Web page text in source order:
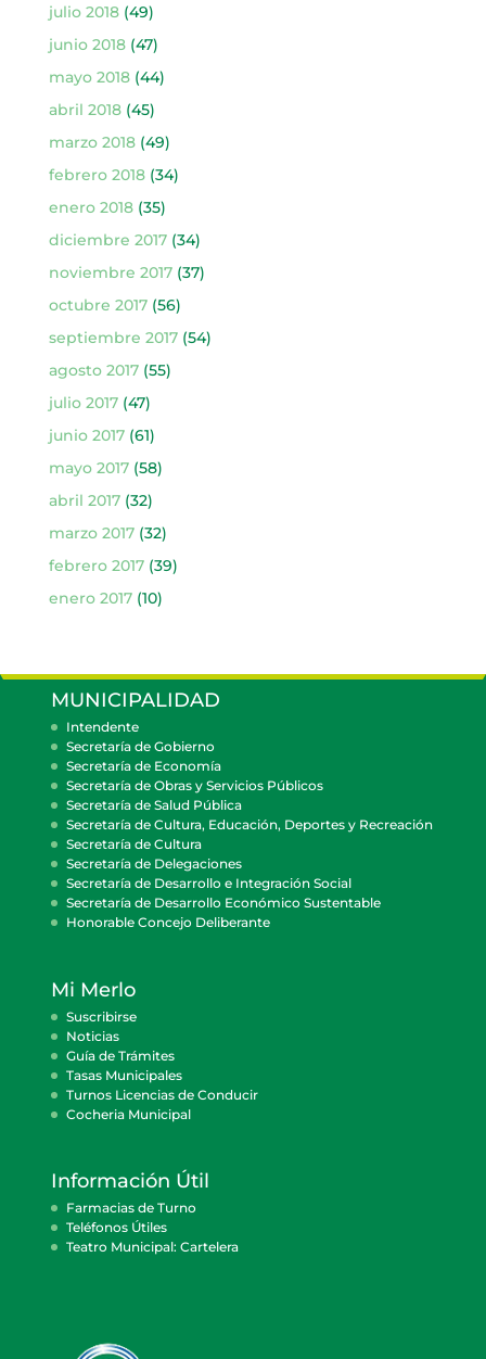
julio 2018(49)
junio 2018(47)
mayo 2018(44)
abril 2018(45)
marzo 2018(49)
febrero 2018(34)
enero 2018(35)
diciembre 2017(34)
noviembre 2017(37)
octubre 2017(56)
septiembre 2017(54)
agosto 2017(55)
julio 2017(47)
junio 2017(61)
mayo 2017(58)
abril 2017(32)
marzo 2017(32)
febrero 2017(39)
enero 2017(10)
MUNICIPALIDAD
Intendente
Secretaría de Gobierno
Secretaría de Economía
Secretaría de Obras y Servicios Públicos
Secretaría de Salud Pública
Secretaría de Cultura, Educación, Deportes y Recreación
Secretaría de Cultura
Secretaría de Delegaciones
Secretaría de Desarrollo e Integración Social
Secretaría de Desarrollo Económico Sustentable
Honorable Concejo Deliberante
Mi Merlo
Suscribirse
Noticias
Guía de Trámites
Tasas Municipales
Turnos Licencias de Conducir
Cocheria Municipal
Información Útil
Farmacias de Turno
Teléfonos Útiles
Teatro Municipal: Cartelera